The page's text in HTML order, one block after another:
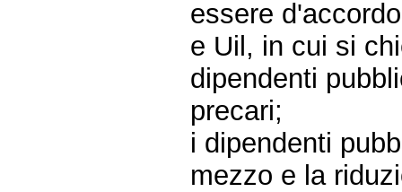
essere
e Uil, in cui si
dipendenti
precari;
i dipendenti
mezzo e la